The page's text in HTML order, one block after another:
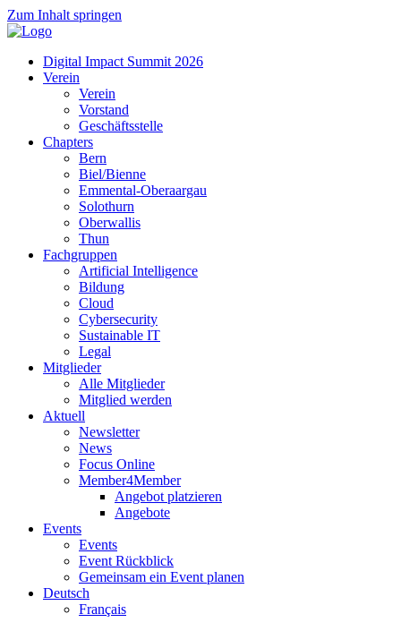
Zum Inhalt springen
Digital Impact Summit 2026
Verein
Verein
Vorstand
Geschäftsstelle
Chapters
Bern
Biel/Bienne
Emmental-Oberaargau
Solothurn
Oberwallis
Thun
Fachgruppen
Artificial Intelligence
Bildung
Cloud
Cybersecurity
Sustainable IT
Legal
Mitglieder
Alle Mitglieder
Mitglied werden
Aktuell
Newsletter
News
Focus Online
Member4Member
Angebot platzieren
Angebote
Events
Events
Event Rückblick
Gemeinsam ein Event planen
Deutsch
Français